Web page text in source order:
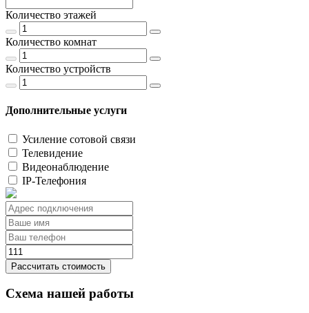
Количество этажей
Количество комнат
Количество устройств
Дополнительные услуги
Усиление сотовой связи
Телевидение
Видеонаблюдение
IP-Телефония
Рассчитать стоимость
Схема нашей работы